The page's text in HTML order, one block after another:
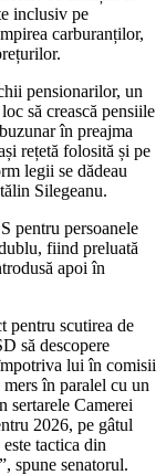
inclusiv pe
carburanților,
pensionarilor, un
să crească pensiile
în preajma
rețetă folosită și pe
legii se dădeau
Silegeanu.
pentru persoanele
fiind preluată
apoi în
pentru scutirea de
să descopere
lui în comisii
în paralel cu un
sertarele Camerei
2026, pe gâtul
tactica din
spune senatorul.